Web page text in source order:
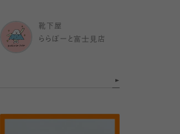
靴下屋
ららぽーと富士見店